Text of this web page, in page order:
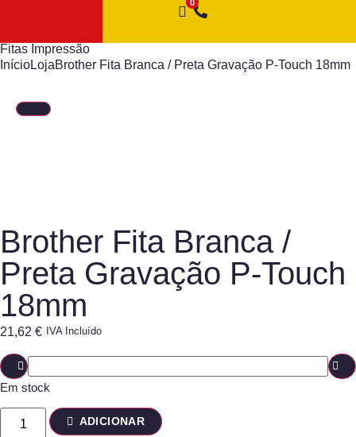
Fitas Impressão
InícioLojaBrother Fita Branca / Preta Gravação P-Touch 18mm
Brother Fita Branca /
Preta Gravação P-Touch
18mm
21,62 € IVA Incluído
Em stock
ADICIONAR